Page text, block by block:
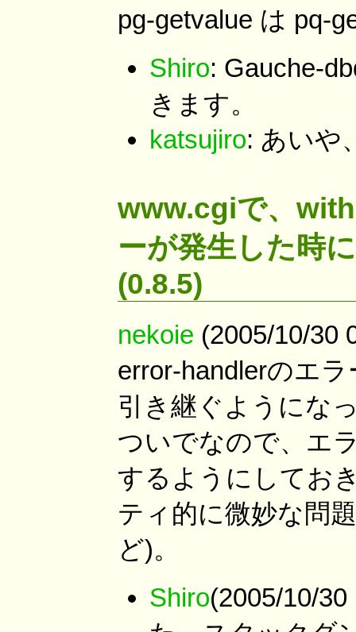
pg-getvalue は pq-
Shiro: Gauche-
きます。
katsujiro: あいや
www.cgiで、
ーが発生した時
(0.8.5)
nekoie (2005/10/30
error-handlerのエ
引き継ぐようにな
ついでなので、エ
するようにしてお
ティ的に微妙な問
ど)。
Shiro(2005/10/